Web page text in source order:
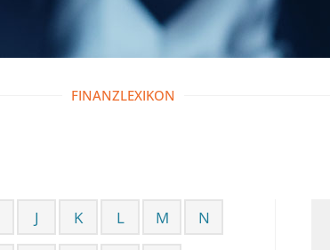
FINANZLEXIKON
J K L M N